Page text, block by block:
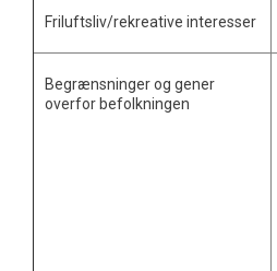
Friluftsliv/rekreative interesser
Begrænsninger og gener
overfor befolkningen